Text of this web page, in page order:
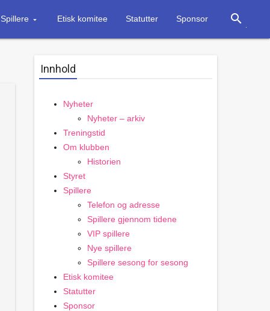
Spillere Etisk komitee Statutter Sponsor search
Innhold
Nyheter
Nyheter – arkiv
Treningstid
Om klubben
Historien
Styret
Spillere
Telefon og adresse
Spillere gjennom tidene
VIP spillere
Nye spillere
Spillere sesong for sesong
Etisk komitee
Statutter
Sponsor